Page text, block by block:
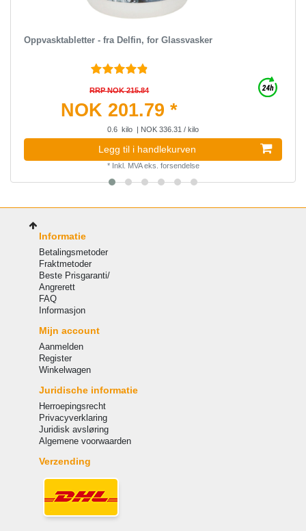
Oppvasktabletter - fra Delfin, for Glassvasker
RRP NOK 215.84
NOK 201.79 *
0.6 kilo | NOK 336.31 / kilo
Legg til i handlekurven
* Inkl. MVAeks. forsendelse
Informatie
Betalingsmetoder
Fraktmetoder
Beste Prisgaranti/
Angrerett
FAQ
Informasjon
Mijn account
Aanmelden
Register
Winkelwagen
Juridische informatie
Herroepingsrecht
Privacyverklaring
Juridisk avsløring
Algemene voorwaarden
Verzending